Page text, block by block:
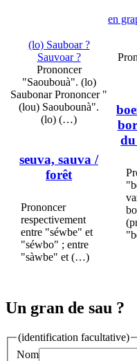
en
(lo) Sauboar ?
Sauvoar ?
Prononcer
"Saoubouà". (lo)
Saubonar Prononcer "
(lou) Saoubounà".
(lo) (…)
seuva, sauva /
forêt
Prononcer
respectivement
entre "séwbe" et
"séwbo" ; entre
"sàwbe" et (…)
Un gran de sau ?
(identification facultative)
Nom